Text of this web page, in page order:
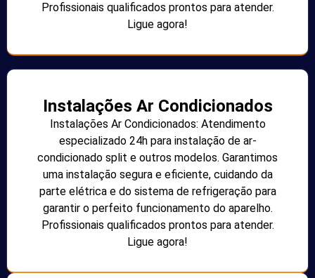
Profissionais qualificados prontos para atender.
Ligue agora!
Instalações Ar Condicionados
Instalações Ar Condicionados: Atendimento
especializado 24h para instalação de ar-
condicionado split e outros modelos. Garantimos
uma instalação segura e eficiente, cuidando da
parte elétrica e do sistema de refrigeração para
garantir o perfeito funcionamento do aparelho.
Profissionais qualificados prontos para atender.
Ligue agora!